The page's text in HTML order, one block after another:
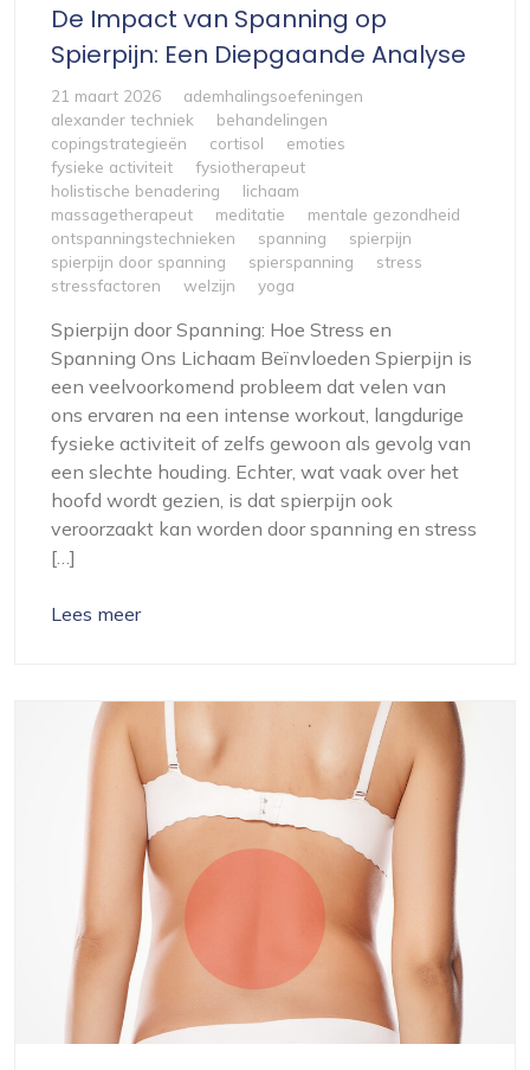
De Impact van Spanning op
Spierpijn: Een Diepgaande Analyse
21 maart 2026
ademhalingsoefeningen
alexander techniek
behandelingen
copingstrategieën
cortisol
emoties
fysieke activiteit
fysiotherapeut
holistische benadering
lichaam
massagetherapeut
meditatie
mentale gezondheid
ontspanningstechnieken
spanning
spierpijn
spierpijn door spanning
spierspanning
stress
stressfactoren
welzijn yoga
Spierpijn door Spanning: Hoe Stress en
Spanning Ons Lichaam Beïnvloeden Spierpijn is
een veelvoorkomend probleem dat velen van
ons ervaren na een intense workout, langdurige
fysieke activiteit of zelfs gewoon als gevolg van
een slechte houding. Echter, wat vaak over het
hoofd wordt gezien, is dat spierpijn ook
veroorzaakt kan worden door spanning en stress
[…]
Lees meer